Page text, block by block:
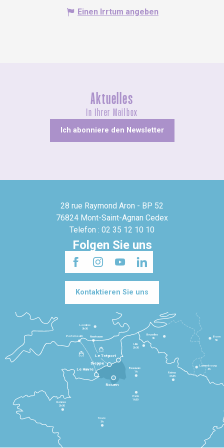
Einen Irrtum angeben
Aktuelles
In Ihrer Mailbox
Ich abonniere den Newsletter
28 rue Raymond Aron - BP 52
76824 Mont-Saint-Agnan Cedex
Telefon : 02 35 12 10 10
Folgen Sie uns
Kontaktieren Sie uns
Le Havre
Dieppe
Le Tréport
Rennes
2h30
Tours
3h
Paris
1h30
Beauvais
1h
Reims
2h45
Lille
2h30
Bruxelles
3h
Londres
3h30
Newhaven
Portsmouth
Bonn
5h
Luxembourg
4h
Rouen